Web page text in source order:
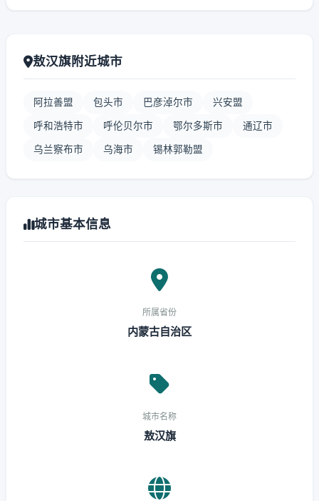
敖汉旗附近城市
阿拉善盟 包头市 巴彦淖尔市 兴安盟
呼和浩特市 呼伦贝尔市 鄂尔多斯市 通辽市
乌兰察布市 乌海市 锡林郭勒盟
城市基本信息
所属省份
内蒙古自治区
城市名称
敖汉旗